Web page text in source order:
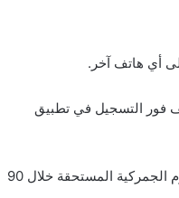
أي هاتف آخر.
فور التسجيل في تطبيق
سيتم إرسال رسالة نصية إلى الهواتف المهربة وغير المسجلة في التطبيق، تُطالب بدفع الرسوم الجمركية المستحقة خلال 90